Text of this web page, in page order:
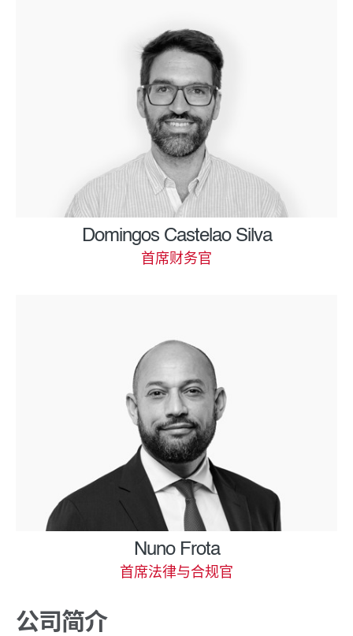
Domingos Castelao Silva
首席财务官
Nuno Frota
首席法律与合规官
公司简介